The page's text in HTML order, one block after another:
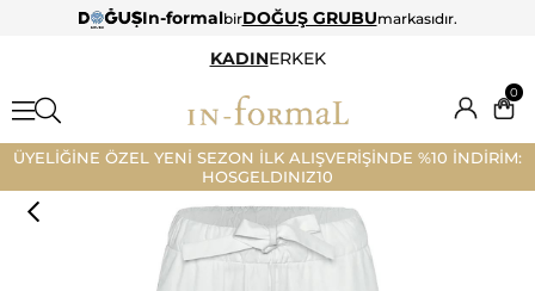
In-formalbirDOĞUŞ GRUBUmarkasıdır.
KADINERKEK
0
ÜYELİĞİNE ÖZEL YENİ SEZON İLK ALIŞVERİŞİNDE %10 İNDİRİM:
HOSGELDINIZ10